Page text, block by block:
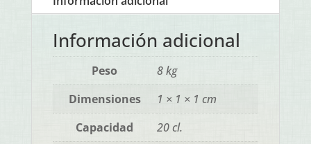
Información adicional
Peso
8 kg
Dimensiones
1 × 1 × 1 cm
Capacidad
20 cl.